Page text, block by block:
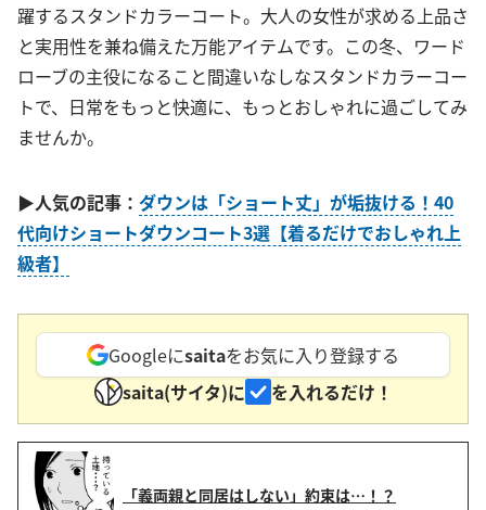
躍するスタンドカラーコート。大人の女性が求める上品さ
と実用性を兼ね備えた万能アイテムです。この冬、ワード
ローブの主役になること間違いなしなスタンドカラーコー
トで、日常をもっと快適に、もっとおしゃれに過ごしてみ
ませんか。
▶人気の記事： ダウンは「ショート丈」が垢抜ける！40
代向けショートダウンコート3選【着るだけでおしゃれ上
級者】
Googleにsaitaをお気に入り登録する
saita(サイタ)に
を入れるだけ！
「義両親と同居はしない」約束は…！？